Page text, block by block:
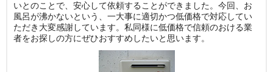
いとのことで、安心して依頼することができました。今回、お
風呂が沸かないという、一大事に適切かつ低価格で対応してい
ただき大変感謝しています。私同様に低価格で信頼のおける業
者をお探しの方にぜひおすすめしたいと思います。